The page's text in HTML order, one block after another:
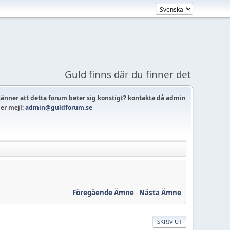
Guld finns där du finner det
att detta forum beter sig konstigt? kontakta då admin
mejl:admin@guldforum.se
Föregående Ämne- Nästa Ämne
SKRIV UT